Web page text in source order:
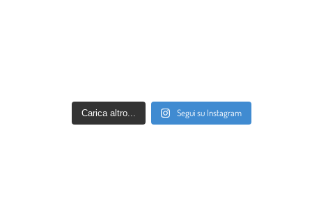
Carica altro... Segui su Instagram